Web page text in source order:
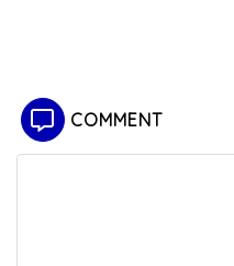
COMMENT